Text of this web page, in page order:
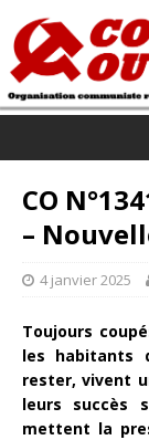
CO
–
4 janvier 2025
Toujours
les habitants
rester, vivent
leurs succès
mettent la